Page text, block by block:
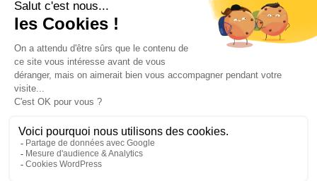
vous envoyer les lettres d'information de la Mairie de
Saint-Aubin-sur-Mer. Vous pouvez à tout moment
utiliser le lien de désabonnement intégré dans la
newsletter. Consultez notre
confidentialitépour en savoir plus.
Vos démarches en ligne
Politique de confidentialité